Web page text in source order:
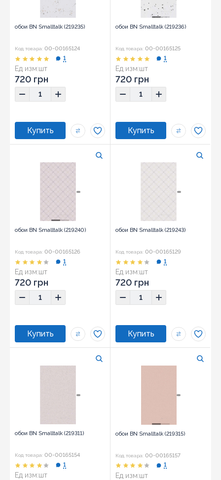
обои BN Smalltalk (219235)
Код товара: 00-00165124
Ед изм:шт
1
720 грн
обои BN Smalltalk (219236)
Код товара: 00-00165125
Ед изм:шт
1
720 грн
обои BN Smalltalk (219240)
Код товара: 00-00165126
Ед изм:шт
1
720 грн
обои BN Smalltalk (219243)
Код товара: 00-00165129
Ед изм:шт
1
720 грн
обои BN Smalltalk (219311)
Код товара: 00-00165154
Ед изм:шт
1
обои BN Smalltalk (219315)
Код товара: 00-00165157
Ед изм:шт
1